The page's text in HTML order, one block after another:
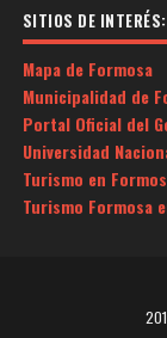
SITIOS DE INTERÉS:
Mapa de Formosa
Municipalidad de
Portal Oficial del
Universidad
Turismo en
Turismo Formosa